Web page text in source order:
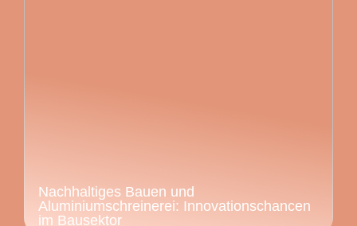
Nachhaltiges Bauen und
Aluminiumschreinerei: Innovationschancen
im Bausektor